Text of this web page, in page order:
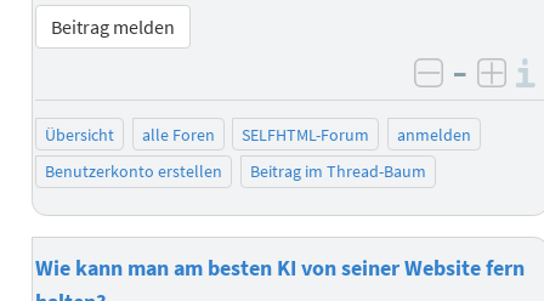
Beitrag melden
negativ
–
Übersicht alle Foren SELFHTML-Forum
anmelden
Benutzerkonto erstellen
Beitrag im Thread-Baum
Wie kann man am besten KI von seiner Website fern